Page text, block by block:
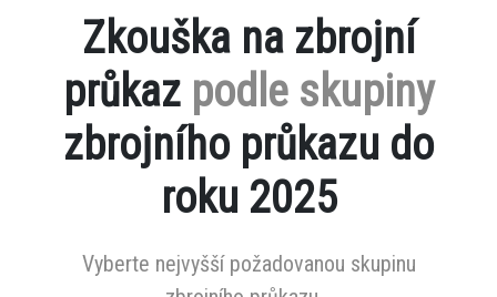
Zkouška na zbrojní
průkaz podle skupiny
zbrojního průkazu do
roku 2025
Vyberte nejvyšší požadovanou skupinu